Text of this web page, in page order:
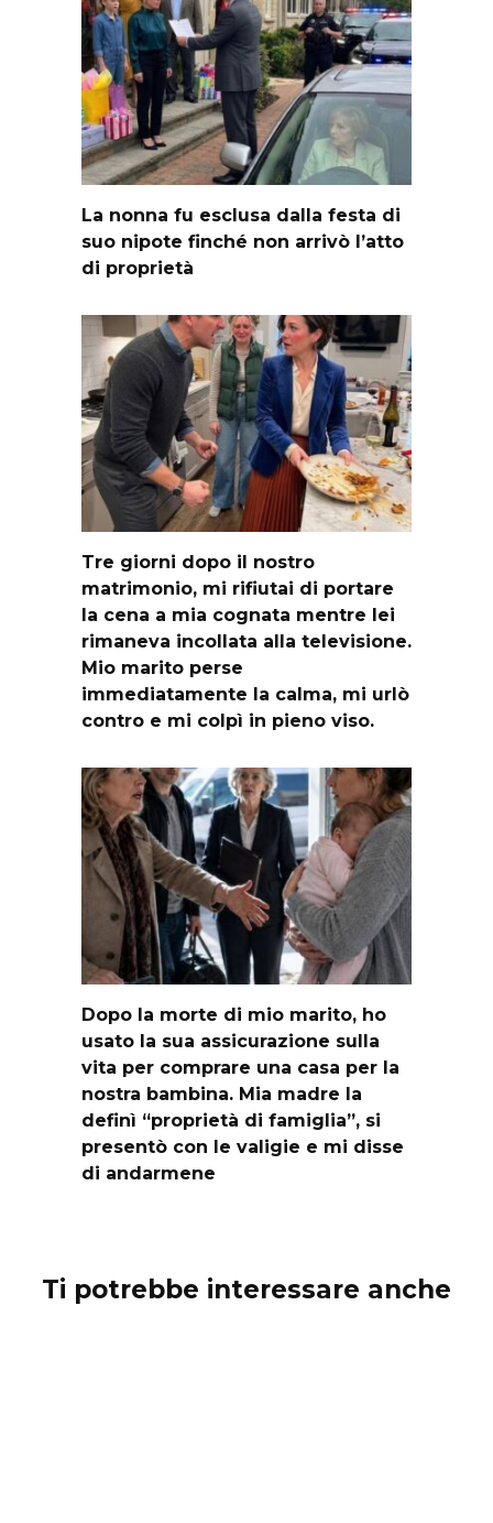
La nonna fu esclusa dalla festa di
suo nipote finché non arrivò l’atto
di proprietà
Tre giorni dopo il nostro
matrimonio, mi rifiutai di portare
la cena a mia cognata mentre lei
rimaneva incollata alla televisione.
Mio marito perse
immediatamente la calma, mi urlò
contro e mi colpì in pieno viso.
Dopo la morte di mio marito, ho
usato la sua assicurazione sulla
vita per comprare una casa per la
nostra bambina. Mia madre la
definì “proprietà di famiglia”, si
presentò con le valigie e mi disse
di andarmene
Ti potrebbe interessare anche